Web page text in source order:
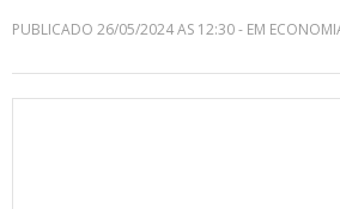
PUBLICADO 26/05/2024 AS 12:30 - EM